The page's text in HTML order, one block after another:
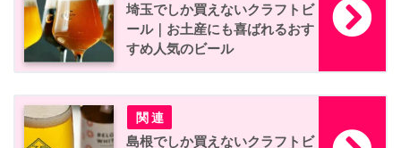
埼玉でしか買えないクラフトビ
ール｜お土産にも喜ばれるおす
すめ人気のビール
島根でしか買えないクラフトビ